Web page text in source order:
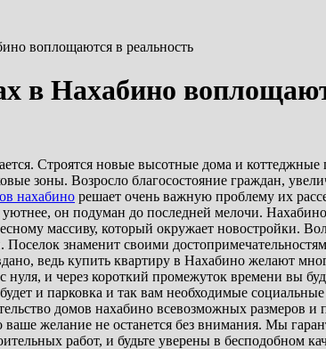
воплощаются в реальность
в Нахабино
Строятся новые высотные дома и
зоны. Возросло благосостояние граждан,
нахабино решает очень важную проблему их
он подуман до последней мелочи.
массиву, который окружает новостройки.
Поселок знаменит своими
ведь купить квартиру в Нахабино желают
и через короткий промежуток времени вы
и парковка и так вам необходимые
домов нахабино всевозможных
желание не останется без внимания. Мы
работ, и будьте уверены в бесподобном